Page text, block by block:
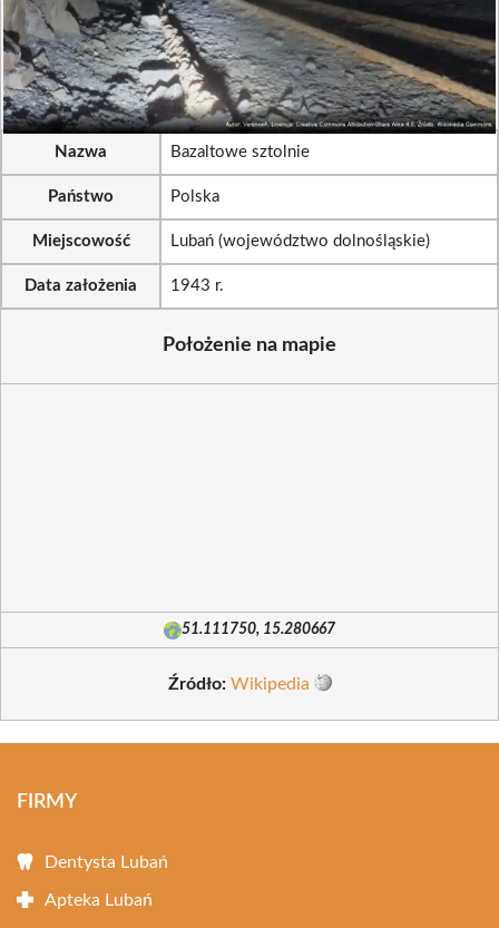
Nazwa Bazaltowe sztolnie
Państwo Polska
Miejscowość Lubań (województwo dolnośląskie)
Data założenia 1943 r.
Położenie na mapie
51.111750, 15.280667
Źródło: Wikipedia
FIRMY
Dentysta Lubań
Apteka Lubań